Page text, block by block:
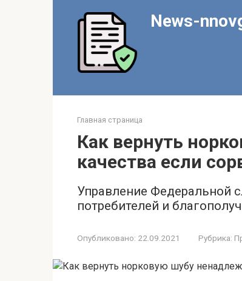
News-
Главная страница
Как вернуть
качества если
Управление Федеральной
потребителей и
Опубликовано: 22.09.2021 Рубрика: